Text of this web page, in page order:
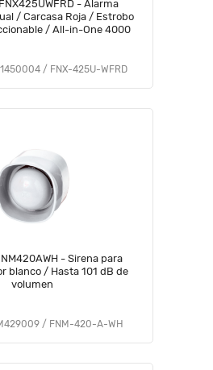
- Alarma
/ Carcasa Roja / Estrobo
/ All-in-One 4000
/ FNX-425U-WFRD
- Sirena para
/ Hasta 101 dB de
volumen
/ FNM-420-A-WH